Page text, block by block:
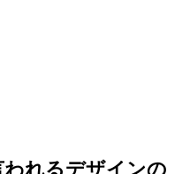
れるデザインの